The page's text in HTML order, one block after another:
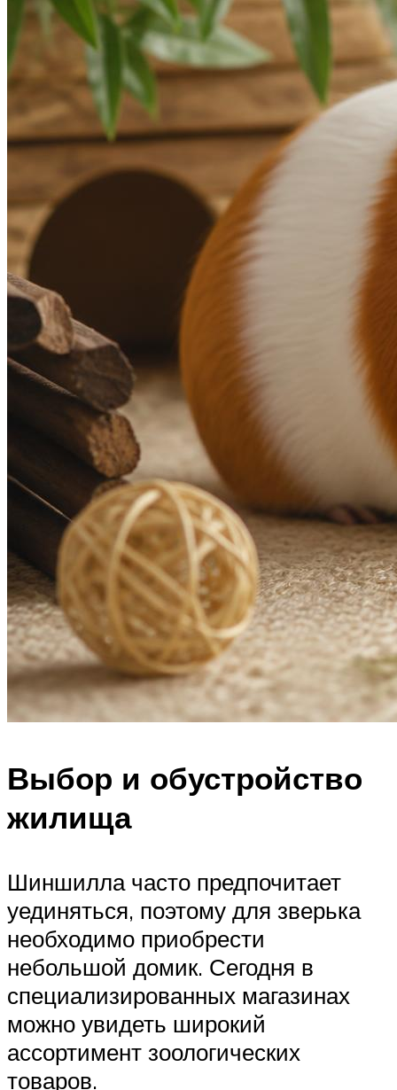
Выбор и обустройство
жилища
Шиншилла часто предпочитает
уединяться, поэтому для зверька
необходимо приобрести
небольшой домик. Сегодня в
специализированных магазинах
можно увидеть широкий
ассортимент зоологических
товаров.